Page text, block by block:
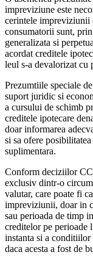
impreviziune este
cerintele impreviziunii
consumatorii sunt,
generalizata si
acordat creditele
leul s-a devalorizat cu
Prezumtiile speciale
suport juridic si
a cursului de schimb
creditele ipotecare
doar informarea
si sa ofere
suplimentara.
Conform deciziilor
exclusiv dintr-o
valutar, care poate fi
impreviziunii, doar in
sau perioada de timp
creditelor pe perioade
instanta si a
daca acesta a fost de